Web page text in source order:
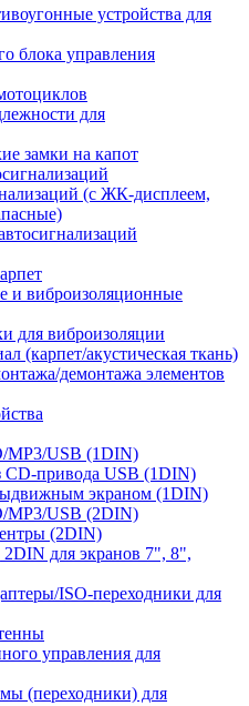
устройства для
блока управления
для
замки на капот
(с ЖК-дисплеем,
и виброизоляционные
для виброизоляции
(карпет/акустическая ткань)
демонтажа элементов
MP3/USB (1DIN)
CD-привода USB (1DIN)
экраном (1DIN)
MP3/USB (2DIN)
(2DIN)
для экранов 7", 8",
ISO-переходники для
управления для
(переходники) для